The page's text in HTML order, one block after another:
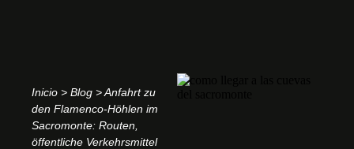
Inicio > Blog >Anfahrt zu
den Flamenco-Höhlen im
Sacromonte: Routen,
öffentliche Verkehrsmittel